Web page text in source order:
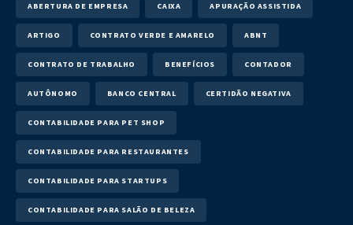
ABERTURA DE EMPRESA CAIXA APURAÇÃO ASSISTIDA
ARTIGO CONTRATO VERDE E AMARELO ABNT
CONTRATO DE TRABALHO BENEFÍCIOS CONTADOR
AUTÔNOMO BANCO CENTRAL CERTIDÃO NEGATIVA
CONTABILIDADE PARA PET SHOP
CONTABILIDADE PARA RESTAURANTES
CONTABILIDADE PARA STARTUPS
CONTABILIDADE PARA SALÃO DE BELEZA